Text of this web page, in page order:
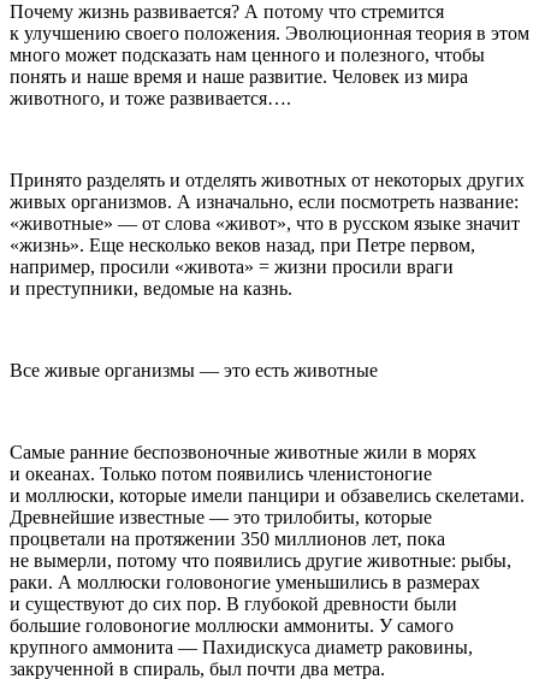
Почему жизнь развивается? А потому что стремится
к улучшению своего положения. Эволюционная теория в этом
много может подсказать нам ценного и полезного, чтобы
понять и наше время и наше развитие. Человек из мира
животного, и тоже развивается….
Принято разделять и отделять животных от некоторых других
живых организмов. А изначально, если посмотреть название:
«животные» — от слова «живот», что в русском языке значит
«жизнь». Еще несколько веков назад, при Петре первом,
например, просили «живота» = жизни просили враги
и преступники, ведомые на казнь.
Все живые организмы — это есть животные
Самые ранние беспозвоночные животные жили в морях
и океанах. Только потом появились членистоногие
и моллюски, которые имели панцири и обзавелись скелетами.
Древнейшие известные — это трилобиты, которые
процветали на протяжении 350 миллионов лет, пока
не вымерли, потому что появились другие животные: рыбы,
раки. А моллюски головоногие уменьшились в размерах
и существуют до сих пор. В глубокой древности были
большие головоногие моллюски аммониты. У самого
крупного аммонита — Пахидискуса диаметр раковины,
закрученной в спираль, был почти два метра.